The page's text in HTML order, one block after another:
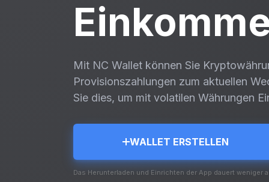
Mit NC Wallet können Sie
Provisionszahlungen zum aktuellen
Sie dies, um mit volatilen Währungen
WALLET ERSTELLEN
Das Herunterladen und Einrichten der App dauert weniger